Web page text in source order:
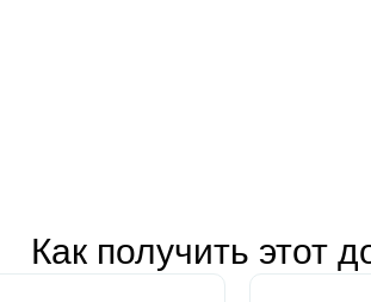
Как получить этот